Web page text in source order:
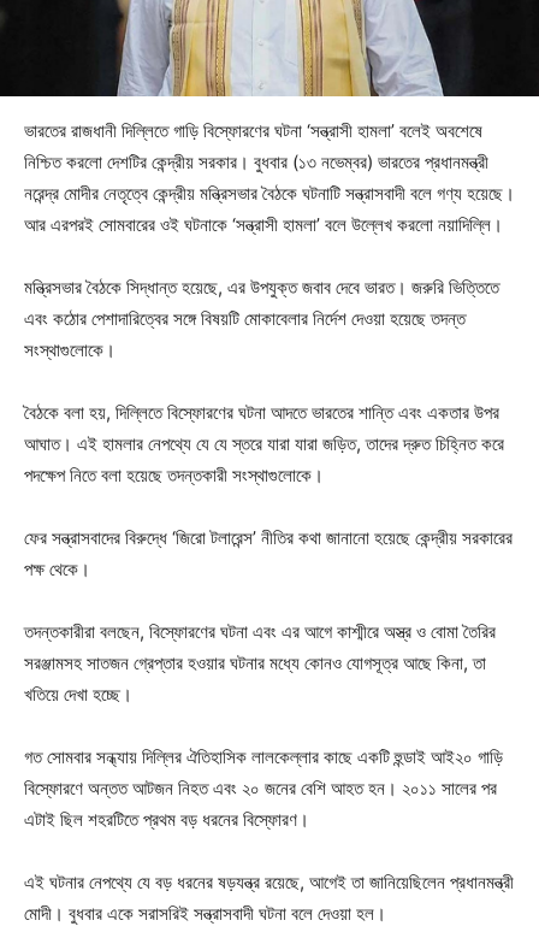
ভারতের রাজধানী দিল্লিতে গাড়ি বিস্ফোরণের ঘটনা ‘সন্ত্রাসী হামলা’ বলেই অবশেষে
নিশ্চিত করলো দেশটির কেন্দ্রীয় সরকার। বুধবার (১৩ নভেম্বর) ভারতের প্রধানমন্ত্রী
নরেন্দ্র মোদীর নেতৃত্বে কেন্দ্রীয় মন্ত্রিসভার বৈঠকে ঘটনাটি সন্ত্রাসবাদী বলে গণ্য হয়েছে।
আর এরপরই সোমবারের ওই ঘটনাকে ‘সন্ত্রাসী হামলা’ বলে উল্লেখ করলো নয়াদিল্লি।
মন্ত্রিসভার বৈঠকে সিদ্ধান্ত হয়েছে, এর উপযুক্ত জবাব দেবে ভারত। জরুরি ভিত্তিতে
এবং কঠোর পেশাদারিত্বের সঙ্গে বিষয়টি মোকাবেলার নির্দেশ দেওয়া হয়েছে তদন্ত
সংস্থাগুলোকে।
বৈঠকে বলা হয়, দিল্লিতে বিস্ফোরণের ঘটনা আদতে ভারতের শান্তি এবং একতার উপর
আঘাত। এই হামলার নেপথ্যে যে যে স্তরে যারা যারা জড়িত, তাদের দ্রুত চিহ্নিত করে
পদক্ষেপ নিতে বলা হয়েছে তদন্তকারী সংস্থাগুলোকে।
ফের সন্ত্রাসবাদের বিরুদ্ধে ‘জিরো টলারেন্স’ নীতির কথা জানানো হয়েছে কেন্দ্রীয় সরকারের
পক্ষ থেকে।
তদন্তকারীরা বলছেন, বিস্ফোরণের ঘটনা এবং এর আগে কাশ্মীরে অস্ত্র ও বোমা তৈরির
সরঞ্জামসহ সাতজন গ্রেপ্তার হওয়ার ঘটনার মধ্যে কোনও যোগসূত্র আছে কিনা, তা
খতিয়ে দেখা হচ্ছে।
গত সোমবার সন্ধ্যায় দিল্লির ঐতিহাসিক লালকেল্লার কাছে একটি হুন্ডাই আই২০ গাড়ি
বিস্ফোরণে অন্তত আটজন নিহত এবং ২০ জনের বেশি আহত হন। ২০১১ সালের পর
এটাই ছিল শহরটিতে প্রথম বড় ধরনের বিস্ফোরণ।
এই ঘটনার নেপথ্যে যে বড় ধরনের ষড়যন্ত্র রয়েছে, আগেই তা জানিয়েছিলেন প্রধানমন্ত্রী
মোদী। বুধবার একে সরাসরিই সন্ত্রাসবাদী ঘটনা বলে দেওয়া হল।